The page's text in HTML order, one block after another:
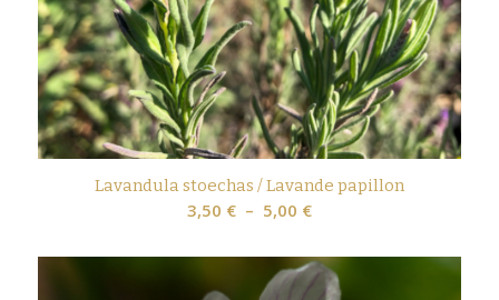
Lavandula stoechas / Lavande papillon
3,50 € – 5,00 €Plage
prix :
3,50 €